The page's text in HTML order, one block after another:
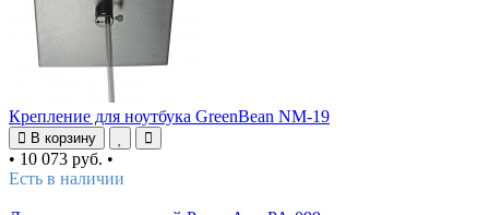
Крепление для ноутбука GreenBean NM-19
В корзину
• 10 073 руб. •
Есть в наличии